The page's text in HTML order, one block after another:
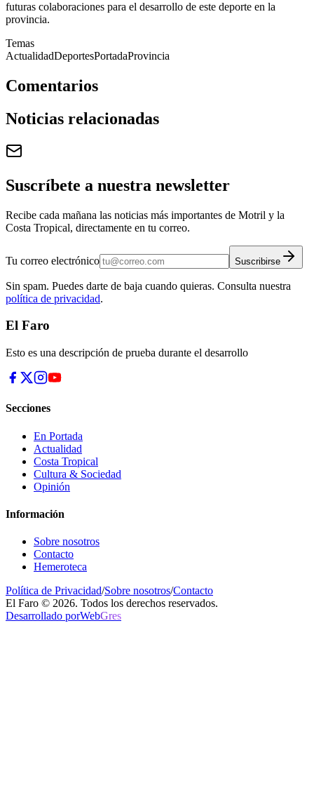
futuras colaboraciones para el desarrollo de este deporte en la
provincia.
Temas
ActualidadDeportesPortadaProvincia
Comentarios
Noticias relacionadas
Suscríbete a nuestra newsletter
Recibe cada mañana las noticias más importantes de Motril y la
Costa Tropical, directamente en tu correo.
Tu correo electrónico Suscribirse
Sin spam. Puedes darte de baja cuando quieras. Consulta nuestra
política de privacidad.
El Faro
Esto es una descripción de prueba durante el desarrollo
Secciones
En Portada
Actualidad
Costa Tropical
Cultura & Sociedad
Opinión
Información
Sobre nosotros
Contacto
Hemeroteca
Política de Privacidad/Sobre nosotros/Contacto
El Faro © 2026. Todos los derechos reservados.
Desarrollado porWebGres